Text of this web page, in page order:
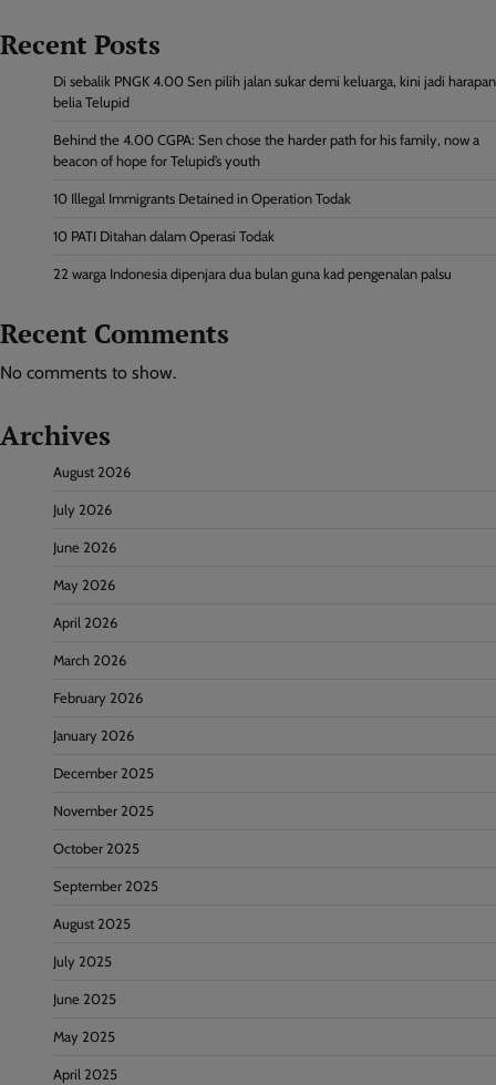
Recent Posts
Di sebalik PNGK 4.00 Sen pilih jalan sukar demi keluarga, kini jadi harapan
belia Telupid
Behind the 4.00 CGPA: Sen chose the harder path for his family, now a
beacon of hope for Telupid’s youth
10 Illegal Immigrants Detained in Operation Todak
10 PATI Ditahan dalam Operasi Todak
22 warga Indonesia dipenjara dua bulan guna kad pengenalan palsu
Recent Comments
No comments to show.
Archives
August 2026
July 2026
June 2026
May 2026
April 2026
March 2026
February 2026
January 2026
December 2025
November 2025
October 2025
September 2025
August 2025
July 2025
June 2025
May 2025
April 2025